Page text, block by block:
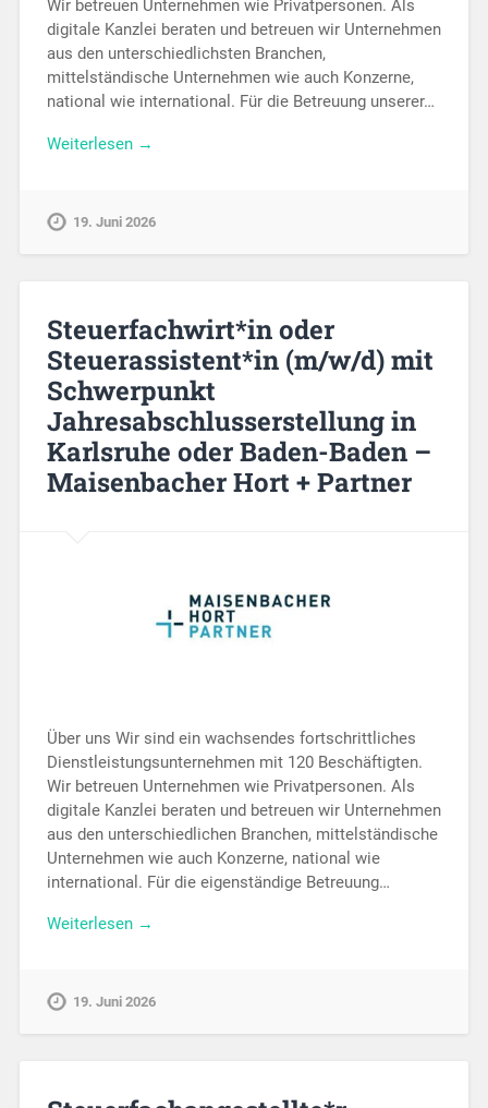
Wir betreuen Unternehmen wie Privatpersonen. Als
digitale Kanzlei beraten und betreuen wir Unternehmen
aus den unterschiedlichsten Branchen,
mittelständische Unternehmen wie auch Konzerne,
national wie international. Für die Betreuung unserer…
Weiterlesen →
19. Juni 2026
Steuerfachwirt*in oder
Steuerassistent*in (m/w/d) mit
Schwerpunkt
Jahresabschlusserstellung in
Karlsruhe oder Baden-Baden –
Maisenbacher Hort + Partner
Über uns Wir sind ein wachsendes fortschrittliches
Dienstleistungsunternehmen mit 120 Beschäftigten.
Wir betreuen Unternehmen wie Privatpersonen. Als
digitale Kanzlei beraten und betreuen wir Unternehmen
aus den unterschiedlichen Branchen, mittelständische
Unternehmen wie auch Konzerne, national wie
international. Für die eigenständige Betreuung…
Weiterlesen →
19. Juni 2026